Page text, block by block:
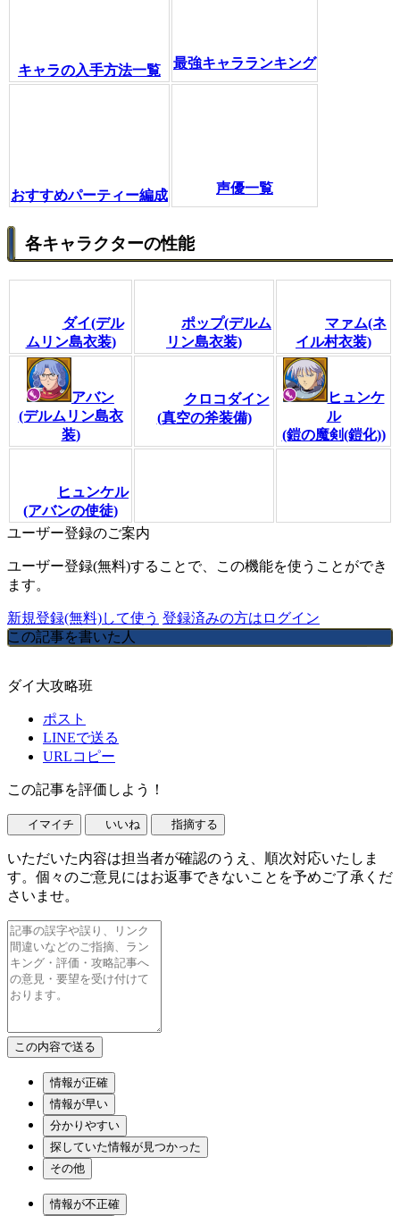
キャラの入手方法一覧 最強キャラランキング
おすすめパーティー編成 声優一覧
各キャラクターの性能
ダイ(デル
ムリン島衣装)
ポップ(デルム
リン島衣装)
マァム(ネ
イル村衣装)
アバン
(デルムリン島衣
装)
クロコダイン
(真空の斧装備)
ヒュンケ
ル
(鎧の魔剣(鎧化))
ヒュンケル
(アバンの使徒)
ユーザー登録のご案内
ユーザー登録(無料)することで、この機能を使うことができ
ます。
新規登録(無料)して使う 登録済みの方はログイン
この記事を書いた人
ダイ大攻略班
ポスト
LINEで送る
URLコピー
この記事を評価しよう！
イマイチ いいね 指摘する
いただいた内容は担当者が確認のうえ、順次対応いたしま
す。個々のご意見にはお返事できないことを予めご了承くだ
さいませ。
情報が正確
情報が早い
分かりやすい
探していた情報が見つかった
その他
情報が不正確